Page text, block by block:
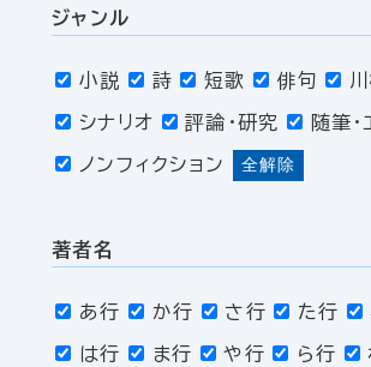
ジャンル
小説 詩 短歌 俳句
シナリオ 評論・研究 随筆・
ノンフィクション 全解除
著者名
あ行 か行 さ行 た行
は行 ま行 や行 ら行